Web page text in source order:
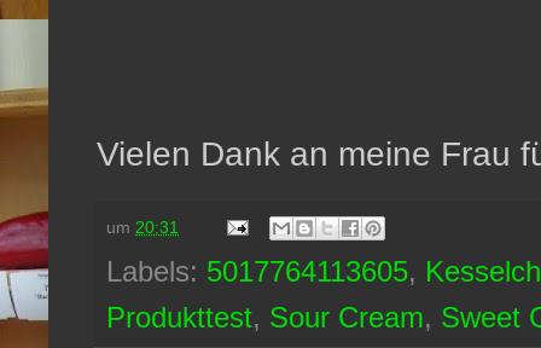
Vielen Dank an meine Frau
um 20:31
Labels: 5017764113605,
Produkttest, Sour Cream, Sweet